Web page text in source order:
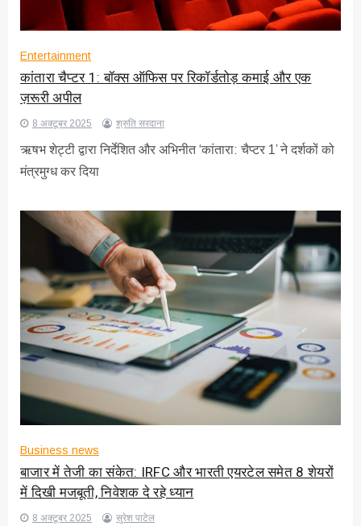
Entertainment
कांतारा चैप्टर 1: बॉक्स ऑफिस पर रिकॉर्डतोड़ कमाई और एक
ज़रूरी अपील
8 अक्टूबर 2025 श्रुति सरदाना
ऋषभ शेट्टी द्वारा निर्देशित और अभिनीत ‘कांतारा: चैप्टर 1’ ने दर्शकों को
मंत्रमुग्ध कर दिया
Business news
बाजार में तेजी का संकेत: IRFC और भारती एयरटेल समेत 8 शेयरों
में दिखी मजबूती, निवेशक दे रहे ध्यान
8 अक्टूबर 2025 सुरेश पाटेल